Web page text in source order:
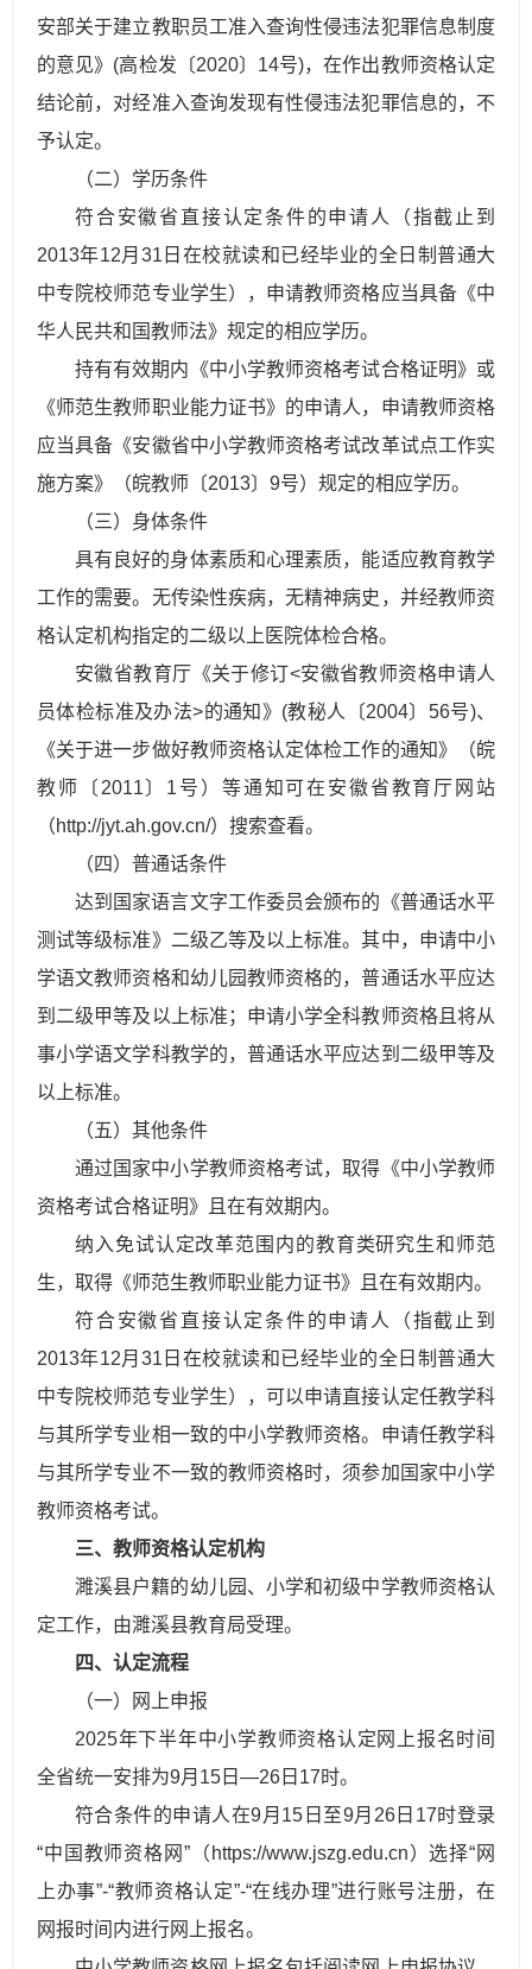
安部关于建立教职员工准入查询性侵违法犯罪信息制度
的意见》(高检发〔2020〕14号)，在作出教师资格认定
结论前，对经准入查询发现有性侵违法犯罪信息的，不
予认定。
（二）学历条件
符合安徽省直接认定条件的申请人（指截止到
2013年12月31日在校就读和已经毕业的全日制普通大
中专院校师范专业学生），申请教师资格应当具备《中
华人民共和国教师法》规定的相应学历。
持有有效期内《中小学教师资格考试合格证明》或
《师范生教师职业能力证书》的申请人，申请教师资格
应当具备《安徽省中小学教师资格考试改革试点工作实
施方案》（皖教师〔2013〕9号）规定的相应学历。
（三）身体条件
具有良好的身体素质和心理素质，能适应教育教学
工作的需要。无传染性疾病，无精神病史，并经教师资
格认定机构指定的二级以上医院体检合格。
安徽省教育厅《关于修订<安徽省教师资格申请人
员体检标准及办法>的通知》(教秘人〔2004〕56号)、
《关于进一步做好教师资格认定体检工作的通知》（皖
教师〔2011〕1号）等通知可在安徽省教育厅网站
（http://jyt.ah.gov.cn/）搜索查看。
（四）普通话条件
达到国家语言文字工作委员会颁布的《普通话水平
测试等级标准》二级乙等及以上标准。其中，申请中小
学语文教师资格和幼儿园教师资格的，普通话水平应达
到二级甲等及以上标准；申请小学全科教师资格且将从
事小学语文学科教学的，普通话水平应达到二级甲等及
以上标准。
（五）其他条件
通过国家中小学教师资格考试，取得《中小学教师
资格考试合格证明》且在有效期内。
纳入免试认定改革范围内的教育类研究生和师范
生，取得《师范生教师职业能力证书》且在有效期内。
符合安徽省直接认定条件的申请人（指截止到
2013年12月31日在校就读和已经毕业的全日制普通大
中专院校师范专业学生），可以申请直接认定任教学科
与其所学专业相一致的中小学教师资格。申请任教学科
与其所学专业不一致的教师资格时，须参加国家中小学
教师资格考试。
三、教师资格认定机构
濉溪县户籍的幼儿园、小学和初级中学教师资格认
定工作，由濉溪县教育局受理。
四、认定流程
（一）网上申报
2025年下半年中小学教师资格认定网上报名时间
全省统一安排为9月15日—26日17时。
符合条件的申请人在9月15日至9月26日17时登录
“中国教师资格网”（https://www.jszg.edu.cn）选择“网
上办事”-“教师资格认定”-“在线办理”进行账号注册，在
网报时间内进行网上报名。